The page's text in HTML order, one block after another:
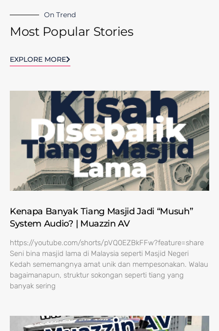
On Trend
Most Popular Stories
EXPLORE MORE
Kenapa Banyak Tiang Masjid Jadi “Musuh”
System Audio? | Muazzin AV
https://youtube.com/shorts/pVQ0EZBkFFw?feature=share
Seni bina masjid lama di Malaysia seperti Masjid Negeri
Kedah sememangnya amat unik dan mempesonakan. Walau
bagaimanapun, struktur sokongan seperti tiang yang
banyak sering